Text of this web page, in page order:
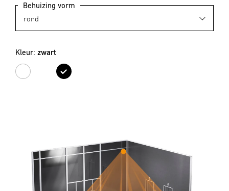
Behuizing vorm
Kleur: zwart
wit zwart